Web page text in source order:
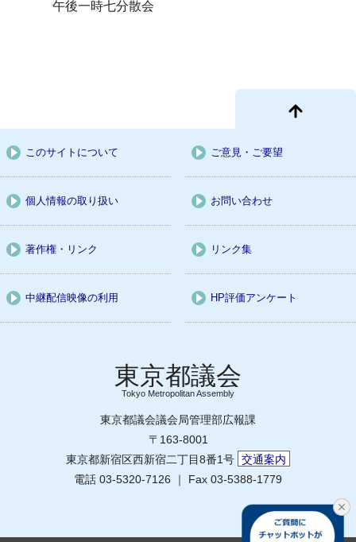
午後一時七分散会
このサイトについて ご意見・ご要望
個人情報の取り扱い お問い合わせ
著作権・リンク リンク集
中継配信映像の利用 HP評価アンケート
Tokyo Metropolitan Assembly
東京都議会議会局管理部広報課
〒163-8001
東京都新宿区西新宿二丁目8番1号 交通案内
電話 03-5320-7126 ｜ Fax 03-5388-1779